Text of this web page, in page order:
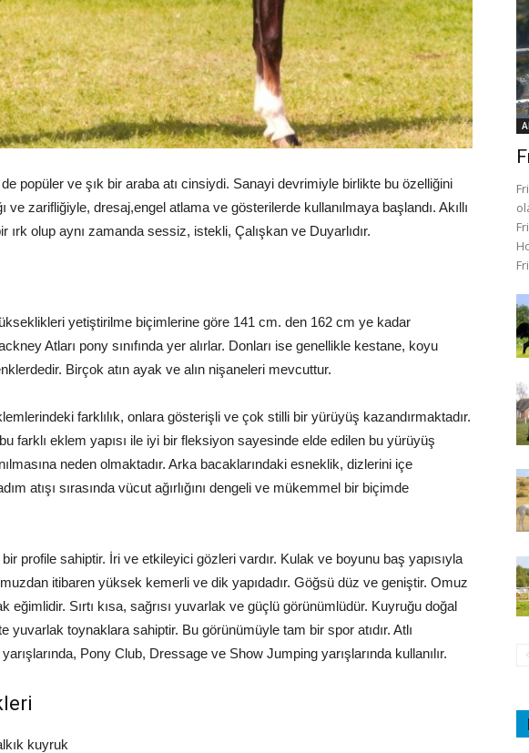
popüler ve şık bir araba atı cinsiydi. Sanayi devrimiyle birlikte bu özelliğini
ve zarifliğiyle, dresaj,engel atlama ve gösterilerde kullanılmaya başlandı. Akıllı
ırk olup aynı zamanda sessiz, istekli, Çalışkan ve Duyarlıdır.
yetiştirilme biçimlerine göre 141 cm. den 162 cm ye kadar
Atları pony sınıfında yer alırlar. Donları ise genellikle kestane, koyu
Birçok atın ayak ve alın nişaneleri mevcuttur.
farklılık, onlara gösterişli ve çok stilli bir yürüyüş kazandırmaktadır.
farklı eklem yapısı ile iyi bir fleksiyon sayesinde elde edilen bu yürüyüş
neden olmaktadır. Arka bacaklarındaki esneklik, dizlerini içe
atışı sırasında vücut ağırlığını dengeli ve mükemmel bir biçimde
profile sahiptir. İri ve etkileyici gözleri vardır. Kulak ve boyunu baş yapısıyla
itibaren yüksek kemerli ve dik yapıdadır. Göğsü düz ve geniştir. Omuz
eğimlidir. Sırtı kısa, sağrısı yuvarlak ve güçlü görünümlüdür. Kuyruğu doğal
yuvarlak toynaklara sahiptir. Bu görünümüyle tam bir spor atıdır. Atlı
Pony Club, Dressage ve Show Jumping yarışlarında kullanılır.
kuyruk